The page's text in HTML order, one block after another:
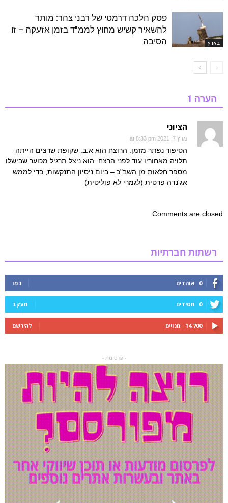
בארץ
פסק הלכה דרמטי של רבני צהר: מותר
להשאיר קשיש מחוץ לממ"ד בזמן אזעקה – זו
הסיבה
הערה 1
הציוני
מרץ 7, 2021 at 8:33 pm
הסיפור נפתר מזמן. הרוצח הוא א.ב. שקופת שרצים הייתה
תלויה מאחוריו עוד לפני הרצח. הוא ניצל תרגיל מכוער שבישלו
מספר חלאות מן השב"כ – ביום ניסיון התנקשות, כדי לממש
אג'נדה פרטית (לגמרי לא פוליטית)
Comments are closed.
רשתות חברתיות
0 אוהדים כמו
0 חסידים מעקב
14,700 מנויים להירשם
- פרסומת -